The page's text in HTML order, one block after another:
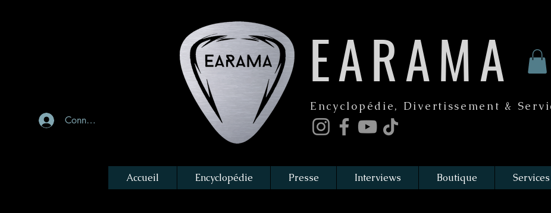
Connexion
EARAMA
Encyclopédie, Divertissement &
Accueil Encyclopédie Presse Interviews Boutique Services